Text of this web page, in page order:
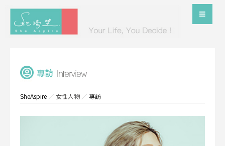
SheAspire ／ 女性人物／專訪